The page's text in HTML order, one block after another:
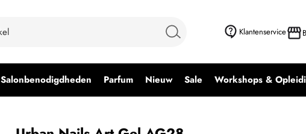
Klantenservice
Salonbenodigdheden Parfum Nieuw Sale Workshops &